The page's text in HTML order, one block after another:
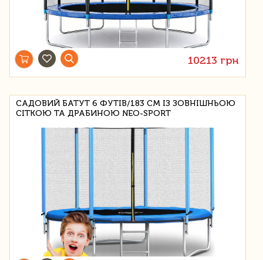
10213 грн
САДОВИЙ БАТУТ 6 ФУТІВ/183 СМ ІЗ ЗОВНІШНЬОЮ
СІТКОЮ ТА ДРАБИНОЮ NEO-SPORT